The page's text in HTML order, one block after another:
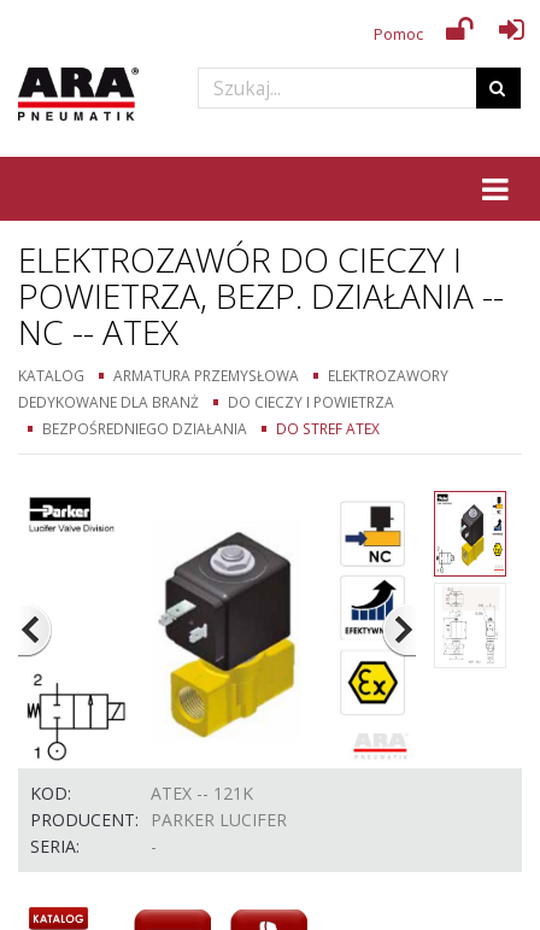
Pomoc
ELEKTROZAWÓR DO CIECZY I
POWIETRZA, BEZP. DZIAŁANIA --
NC -- ATEX
KATALOG ARMATURA PRZEMYSŁOWA
ELEKTROZAWORY
DEDYKOWANE DLA BRANŻ
DO CIECZY I POWIETRZA
BEZPOŚREDNIEGO DZIAŁANIA
DO STREF ATEX
KOD:
ATEX -- 121K
PRODUCENT:
PARKER LUCIFER
SERIA:
-